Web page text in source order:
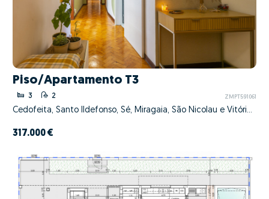
Piso/Apartamento T3
3 2 ZMPT591061
Cedofeita, Santo Ildefonso, Sé, Miragaia, São Nicolau e Vitória, Porto, Porto
317.000 €